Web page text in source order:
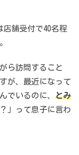
店舗受付で40名程
ら訪問すること
が、最近になって
でいるのに、 とみ
」って息子に言わ